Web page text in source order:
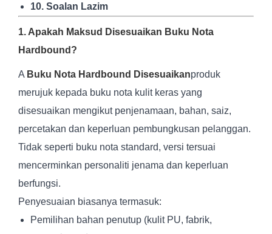
10. Soalan Lazim
1. Apakah Maksud Disesuaikan Buku Nota
Hardbound?
A Buku Nota Hardbound Disesuaikanproduk
merujuk kepada buku nota kulit keras yang
disesuaikan mengikut penjenamaan, bahan, saiz,
percetakan dan keperluan pembungkusan pelanggan.
Tidak seperti buku nota standard, versi tersuai
mencerminkan personaliti jenama dan keperluan
berfungsi.
Penyesuaian biasanya termasuk:
Pemilihan bahan penutup (kulit PU, fabrik,